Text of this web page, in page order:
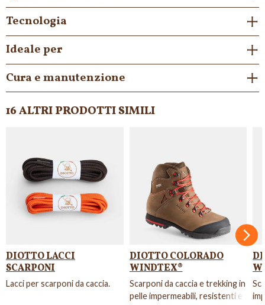
Tecnologia
Ideale per
Cura e manutenzione
16 ALTRI PRODOTTI SIMILI
DIOTTO LACCI
SCARPONI
Lacci per scarponi da caccia.
DIOTTO COLORADO
WINDTEX®
Scarponi da caccia e trekking in
pelle impermeabili, resistenti e